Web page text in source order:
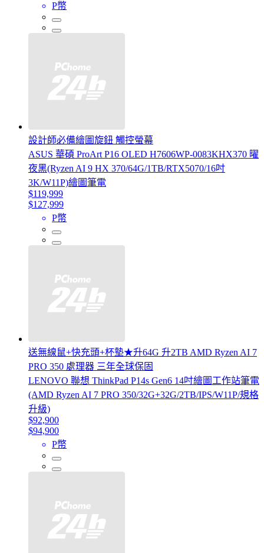
P幣
設計師必備繪圖旋鈕 觸控螢幕
ASUS 華碩 ProArt P16 OLED H7606WP-0083KHX370 曜
夜黑(Ryzen AI 9 HX 370/64G/1TB/RTX5070/16吋
3K/W11P)繪圖筆電
$119,999
$127,999
P幣
送無線鼠+快充頭+杯墊★升64G 升2TB AMD Ryzen AI 7
PRO 350 處理器 三年全球保固
LENOVO 聯想 ThinkPad P14s Gen6 14吋繪圖工作站筆電
(AMD Ryzen AI 7 PRO 350/32G+32G/2TB/IPS/W11P/規格
升級)
$92,900
$94,900
P幣